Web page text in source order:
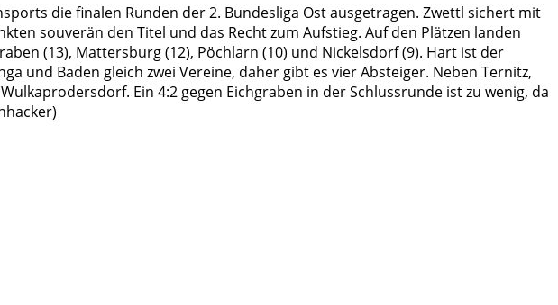
die finalen Runden der 2. Bundesliga Ost ausgetragen. Zwettl sichert mit
souverän den Titel und das Recht zum Aufstieg. Auf den Plätzen landen
(13), Mattersburg (12), Pöchlarn (10) und Nickelsdorf (9). Hart ist der
und Baden gleich zwei Vereine, daher gibt es vier Absteiger. Neben Ternitz,
Ein 4:2 gegen Eichgraben in der Schlussrunde ist zu wenig, da